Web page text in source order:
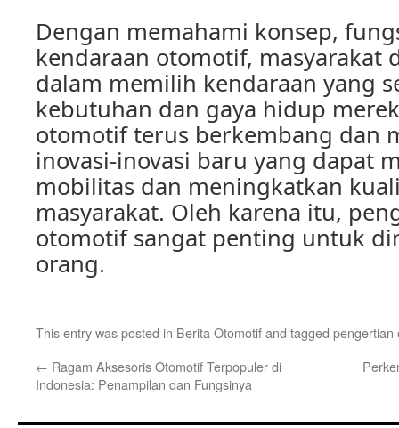
Dengan memahami konsep,
kendaraan otomotif, masyarakat
dalam memilih kendaraan yang
kebutuhan dan gaya hidup
otomotif terus berkembang dan
inovasi-inovasi baru yang dapat
mobilitas dan meningkatkan
masyarakat. Oleh karena itu,
otomotif sangat penting untuk
orang.
This entry was posted in Berita Otomotifand tagged pengertian
← Ragam Aksesoris Otomotif Terpopuler di
Indonesia: Penampilan dan Fungsinya